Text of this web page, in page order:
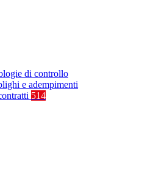
di controllo
e adempimenti
514